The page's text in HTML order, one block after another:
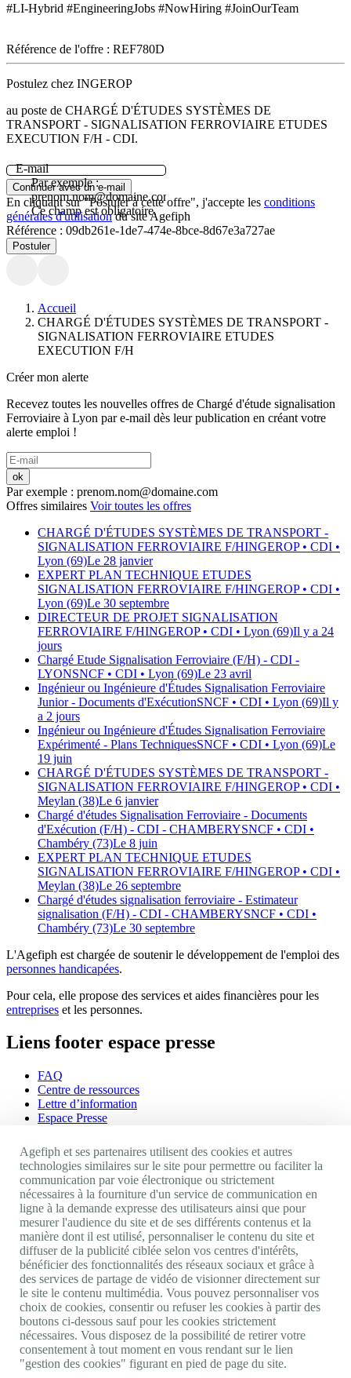
#LI-Hybrid #EngineeringJobs #NowHiring #JoinOurTeam
Référence de l'offre : REF780D
Postulez chez INGEROP
au poste de CHARGÉ D'ÉTUDES SYSTÈMES DE
TRANSPORT - SIGNALISATION FERROVIAIRE ETUDES
EXECUTION F/H - CDI.
E-mail
Par exemple :
prenom.nom@domaine.com.
Ce champ est obligatoire.
Continuer avec un e-mail
En cliquant sur "Postuler à cette offre", j'accepte les conditions
générales d'utilisationdu site Agefiph
Référence : 09db261e-1de7-474e-8bce-8d67e3a727ae
Postuler
Accueil
CHARGÉ D'ÉTUDES SYSTÈMES DE TRANSPORT -
SIGNALISATION FERROVIAIRE ETUDES
EXECUTION F/H
Créer mon alerte
Recevez toutes les nouvelles offres de Chargé d'étude signalisation
Ferroviaire à Lyon par e-mail dès leur publication en créant votre
alerte emploi !
ok
Par exemple : prenom.nom@domaine.com
Offres similaires Voir toutes les offres
CHARGÉ D'ÉTUDES SYSTÈMES DE TRANSPORT -
SIGNALISATION FERROVIAIRE F/HINGEROP• CDI •
Lyon (69)Le 28 janvier
EXPERT PLAN TECHNIQUE ETUDES
SIGNALISATION FERROVIAIRE F/HINGEROP• CDI •
Lyon (69)Le 30 septembre
DIRECTEUR DE PROJET SIGNALISATION
FERROVIAIRE F/HINGEROP• CDI • Lyon (69)Il y a 24
jours
Chargé Etude Signalisation Ferroviaire (F/H) - CDI -
LYONSNCF • CDI • Lyon (69)Le 23 avril
Ingénieur ou Ingénieure d'Études Signalisation Ferroviaire
Junior - Documents d'ExécutionSNCF • CDI • Lyon (69)Il y
a 2 jours
Ingénieur ou Ingénieure d'Études Signalisation Ferroviaire
Expérimenté - Plans TechniquesSNCF • CDI • Lyon (69)Le
19 juin
CHARGÉ D'ÉTUDES SYSTÈMES DE TRANSPORT -
SIGNALISATION FERROVIAIRE F/HINGEROP• CDI •
Meylan (38)Le 6 janvier
Chargé d'études Signalisation Ferroviaire - Documents
d'Exécution (F/H) - CDI - CHAMBERYSNCF • CDI •
Chambéry (73)Le 8 juin
EXPERT PLAN TECHNIQUE ETUDES
SIGNALISATION FERROVIAIRE F/HINGEROP• CDI •
Meylan (38)Le 26 septembre
Chargé d'études signalisation ferroviaire - Estimateur
signalisation (F/H) - CDI - CHAMBERYSNCF • CDI •
Chambéry (73)Le 30 septembre
L'Agefiph est chargée de soutenir le développement de l'emploi des
personnes handicapées.
Pour cela, elle propose des services et aides financières pour les
entreprises et les personnes.
Liens footer espace presse
FAQ
Centre de ressources
Lettre d’information
Espace Presse
Appels d'offres
CGU
Mentions légales
Politique cookies
Accessibilité : non conforme
Nos autres sites
Site portail Agefiph
Activateur de progrès
Handinnov
Innovation et recherche
Université du RRH
Service AppuiPro
Agefiph et ses partenaires utilisent des cookies et autres
technologies similaires sur le site pour permettre ou faciliter la
communication par voie électronique ou strictement
nécessaires à la fourniture d'un service de communication en
ligne à la demande expresse des utilisateurs ainsi que pour
mesurer l'audience du site et de ses différents contenus et la
manière dont il est utilisé, personnaliser le contenu du site et
diffuser de la publicité ciblée selon vos centres d'intérêts,
bénéficier des fonctionnalités des réseaux sociaux et grâce à
des services de partage de vidéo de visionner directement sur
le site le contenu multimédia. Vous pouvez personnaliser vos
choix de cookies, consentir ou refuser les cookies à partir des
boutons ci-dessous sauf pour les cookies strictement
nécessaires. Vous disposez de la possibilité de retirer votre
consentement à tout moment en vous rendant sur le lien
"gestion des cookies" figurant en pied de page du site.